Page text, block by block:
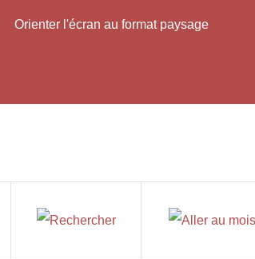
Orienter l'écran au format paysage